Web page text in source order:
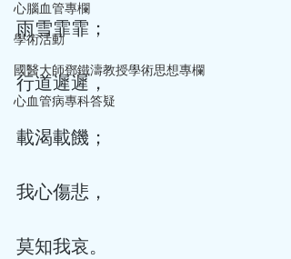
心腦血管專欄
學術活動
國醫大師鄧鐵濤教授學術思想專欄
心血管病專科答疑
雨雪霏霏；
行道遲遲，
載渴載饑；
我心傷悲，
莫知我哀。